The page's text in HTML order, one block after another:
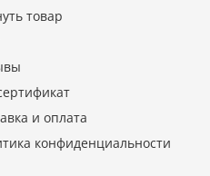
товар
и оплата
конфиденциальности